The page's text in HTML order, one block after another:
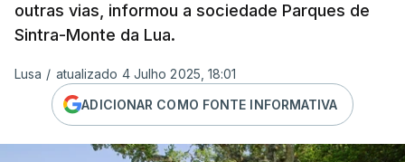
outras vias, informou a sociedade Parques de
Sintra-Monte da Lua.
Lusa / atualizado 4 Julho 2025, 18:01
ADICIONAR COMO FONTE INFORMATIVA